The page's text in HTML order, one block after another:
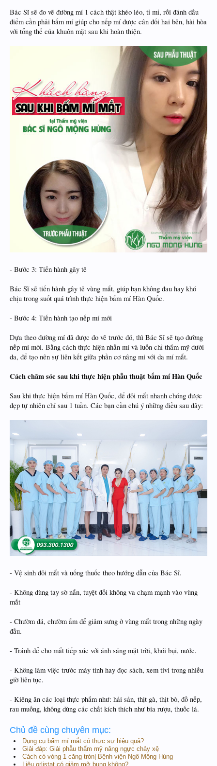
Bác Sĩ sẽ đo vẽ đường mí 1 cách thật khéo léo, tỉ mỉ, rồi đánh dấu
điểm cần phải bấm mí giúp cho nếp mí được cân đối hai bên, hài hòa
với tổng thể của khuôn mặt sau khi hoàn thiện.
- Bước 3: Tiến hành gây tê
Bác Sĩ sẽ tiến hành gây tê vùng mắt, giúp bạn không đau hay khó
chịu trong suốt quá trình thực hiện bấm mí Hàn Quốc.
- Bước 4: Tiến hành tạo nếp mí mới
Dựa theo đường mí đã được đo vẽ trước đó, thì Bác Sĩ sẽ tạo đường
nếp mí mới. Bằng cách thực hiện nhấn mí và luồn chỉ thẩm mỹ dưới
da, để tạo nên sự liên kết giữa phần cơ nâng mi với da mí mắt.
Cách chăm sóc sau khi thực hiện phẫu thuật bấm mí Hàn Quốc
Sau khi thực hiện bấm mí Hàn Quốc, để đôi mắt nhanh chóng được
đẹp tự nhiên chỉ sau 1 tuần. Các bạn cần chú ý những điều sau đây:
- Vệ sinh đôi mắt và uống thuốc theo hướng dẫn của Bác Sĩ.
- Không dùng tay sờ nắn, tuyệt đối không va chạm mạnh vào vùng
mắt
- Chườm đá, chườm ấm để giảm sưng ở vùng mắt trong những ngày
đầu.
- Tránh để cho mắt tiếp xúc với ánh sáng mặt trời, khói bụi, nước.
- Không làm việc trước máy tính hay đọc sách, xem tivi trong nhiều
giờ liên tục.
- Kiêng ăn các loại thực phẩm như: hải sản, thịt gà, thịt bò, đồ nếp,
rau muống, không dùng các chất kích thích như bia rượu, thuốc lá.
Chủ đề cùng chuyên mục:
Dụng cụ bấm mí mắt có thực sự hiệu quả?
Giải đáp: Giải phẫu thẩm mỹ nâng ngực chảy xệ
Cách có vòng 1 căng tròn| Bệnh viện Ngô Mộng Hùng
Liệu orlistat có giảm mỡ bụng không?